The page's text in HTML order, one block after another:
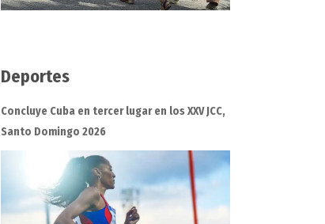
Deportes
Concluye Cuba en tercer lugar en los XXV JCC,
Santo Domingo 2026